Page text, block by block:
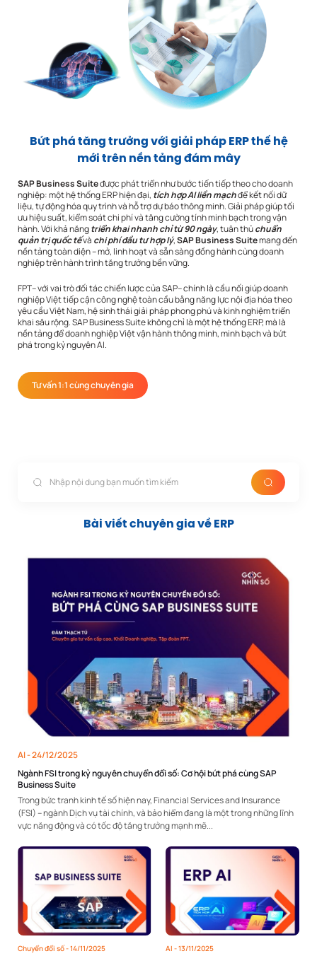
Bứt phá tăng trưởng với giải pháp ERP thế hệ
mới trên nền tảng đám mây
SAP Business Suiteđược phát triển như bước tiến tiếp theo cho doanh
nghiệp: một hệ thống ERP hiện đại, tích hợp AI liền mạchđể kết nối dữ
liệu, tự động hóa quy trình và hỗ trợ dự báo thông minh. Giải pháp giúp tối
ưu hiệu suất, kiểm soát chi phí và tăng cường tính minh bạch trong vận
hành. Với khả năngtriển khai nhanh chỉ từ 90 ngày, tuân thủchuẩn
quản trị quốc tếvà chi phí đầu tư hợp lý,SAP Business Suitemang đến
nền tảng toàn diện – mở, linh hoạt và sẵn sàng đồng hành cùng doanh
nghiệp trên hành trình tăng trưởng bền vững.
FPT– với vai trò đối tác chiến lược của SAP– chính là cầu nối giúp doanh
nghiệp Việt tiếp cận công nghệ toàn cầu bằng năng lực nội địa hóa theo
yêu cầu Việt Nam, hệ sinh thái giải pháp phong phú và kinh nghiệm triển
khai sâu rộng. SAP Business Suite không chỉ là một hệ thống ERP, mà là
nền tảng để doanh nghiệp Việt vận hành thông minh, minh bạch và bứt
phá trong kỷ nguyên AI.
Tư vấn 1:1 cùng chuyên gia
Bài viết chuyên gia về ERP
AI- 24/12/2025
Ngành FSI trong kỷ nguyên chuyển đổi số: Cơ hội bứt phá cùng SAP
Business Suite
Trong bức tranh kinh tế số hiện nay, Financial Services and Insurance
(FSI) – ngành Dịch vụ tài chính, và bảo hiểm đang là một trong những lĩnh
vực năng động và có tốc độ tăng trưởng mạnh mẽ...
Chuyển đổi số -14/11/2025 AI -13/11/2025